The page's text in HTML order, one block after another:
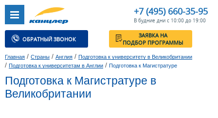
+7 (495) 660-35-95
В будние дни с 10:00 до 19:00
ОБРАТНЫЙ ЗВОНОК
ЗАЯВКА НА
ПОДБОР ПРОГРАММЫ
Главная / Страны / Англия / Подготовка к университету в Великобритании
/ Подготовка к университетам в Англии / Подготовка к Магистратуре
Подготовка к Магистратуре в
Великобритании